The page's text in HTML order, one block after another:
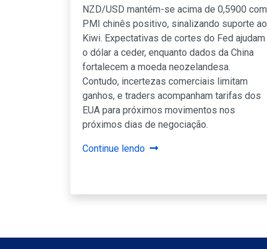
NZD/USD mantém-se acima de 0,5900 com
PMI chinês positivo, sinalizando suporte ao
Kiwi. Expectativas de cortes do Fed ajudam
o dólar a ceder, enquanto dados da China
fortalecem a moeda neozelandesa.
Contudo, incertezas comerciais limitam
ganhos, e traders acompanham tarifas dos
EUA para próximos movimentos nos
próximos dias de negociação.
Continue lendo